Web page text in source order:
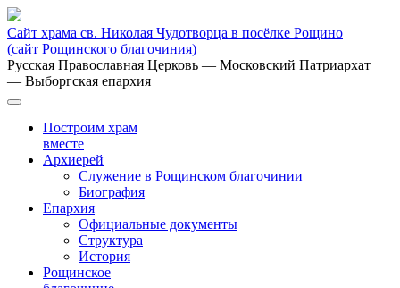
Сайт храма св. Николая Чудотворца в посёлке Рощино
(сайт Рощинского благочиния)
Русская Православная Церковь — Московский Патриархат
— Выборгская епархия
Построим храм
вместе
Архиерей
Служение в Рощинском благочинии
Биография
Епархия
Официальные документы
Структура
История
Рощинское